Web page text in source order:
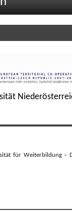
für Weiterbildung –